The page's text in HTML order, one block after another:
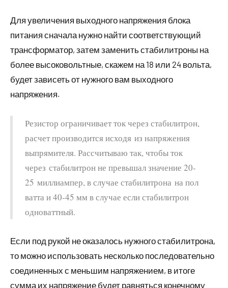
Для увеличения выходного напряжения блока
питания сначала нужно найти соответствующий
трансформатор, затем заменить стабилитроны на
более высоковольтные, скажем на 18 или 24 вольта,
будет зависеть от нужного вам выходного
напряжения.
Резистор ограничивает ток через стабилитрон,
расчет производится исходя из напряжения
выпрямителя. Рассчитываю так, чтобы ток
через стабилитрон не превышал значение 20-
25 миллиампер, в случае стабилитрона на пол
ватта и 40-45 мм в случае если стабилитрон
одноваттный.
Если под рукой не оказалось нужного стабилитрона,
то можно использовать несколько последовательно
соединенных с меньшим напряжением, в итоге
сумма их напряжение будет равняться конечному